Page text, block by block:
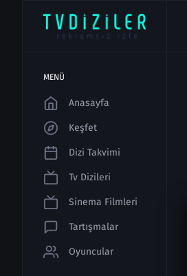
MENÜ
Anasayfa
Keşfet
Dizi Takvimi
Tv Dizileri
Sinema Filmleri
Tartışmalar
Oyuncular